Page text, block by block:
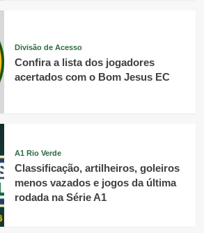
Divisão de Acesso
Confira a lista dos jogadores
acertados com o Bom Jesus EC
A1 Rio Verde
Classificação, artilheiros, goleiros
menos vazados e jogos da última
rodada na Série A1